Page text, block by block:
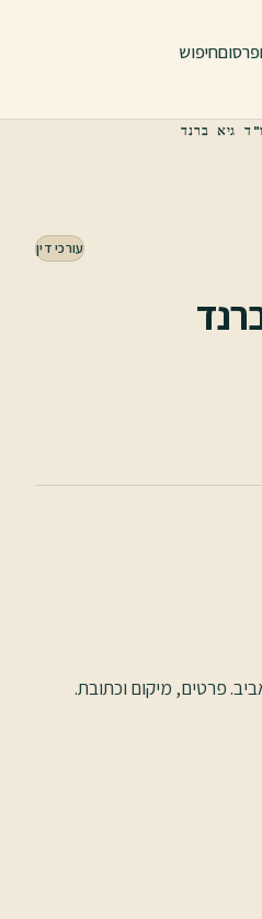
פרסוםחיפוש
גיא ברנד
עורכי דין
פרטים, מיקום וכתובת.